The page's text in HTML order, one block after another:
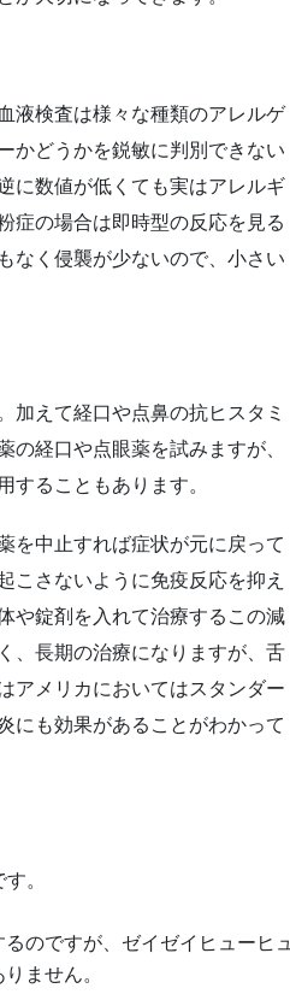
液検査は様々な種類のアレルゲ
かどうかを鋭敏に判別できない
に数値が低くても実はアレルギ
症の場合は即時型の反応を見る
なく侵襲が少ないので、小さい
加えて経口や点鼻の抗ヒスタミ
経口や点眼薬を試みますが、
することもあります。
を中止すれば症状が元に戻って
こさないように免疫反応を抑え
や錠剤を入れて治療するこの減
、長期の治療になりますが、舌
アメリカにおいてはスタンダー
にも効果があることがわかって
。
のですが、ゼイゼイヒューヒュ
ません。